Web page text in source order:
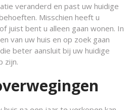
veranderd en past uw huidige
Misschien heeft u
juist bent u alleen gaan wonen. In
van uw huis en op zoek gaan
beter aansluit bij uw huidige
zijn.